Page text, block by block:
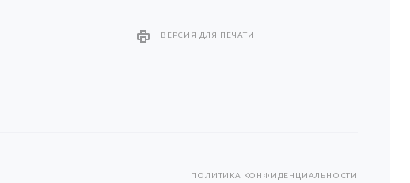
ВЕРСИЯ ДЛЯ ПЕЧАТИ
ПОЛИТИКА КОНФИДЕНЦИАЛЬНОСТИ